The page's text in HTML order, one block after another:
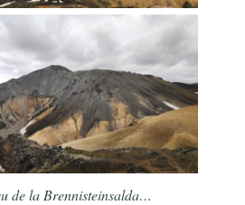
de la Brennisteinsalda…